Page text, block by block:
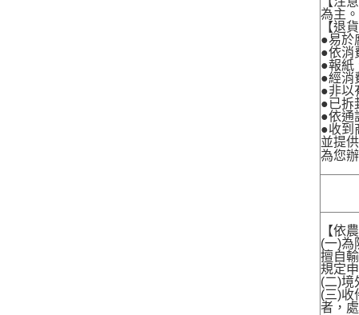
為主。
【退
●易於
●依消
●報紙
●經消
●非以
●已拆
●依通
●收到
並提
為您
【依
(一)為
擅自
規定
(二)境
(三)收
者，